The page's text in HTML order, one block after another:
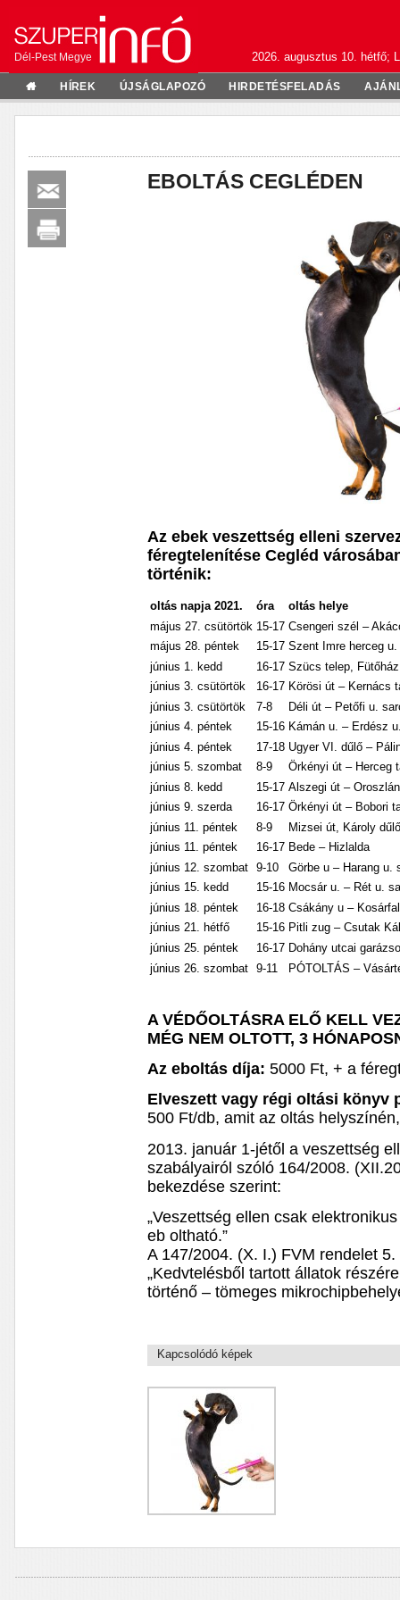
Dél-Pest Megye 2026. augusztus 10. hétfő;
HÍREK ÚJSÁGLAPOZÓ HIRDETÉSFELADÁS
EBOLTÁS CEGLÉDEN
Az ebek veszettség elleni
féregtelenítése Cegléd
történik:
oltás napja 2021. óra
oltás helye
május 27. csütörtök 15-17 Csengeri szél –
május 28. péntek
15-17 Szent Imre herceg
június 1. kedd
16-17 Szücs telep,
június 3. csütörtök
16-17 Körösi út – Kernács
június 3. csütörtök
7-8
Déli út – Petőfi u.
június 4. péntek
15-16 Kámán u. – Erdész
június 4. péntek
17-18 Ugyer VI. dűlő –
június 5. szombat
8-9
Örkényi út – Herceg
június 8. kedd
15-17 Alszegi út –
június 9. szerda
16-17 Örkényi út – Bobori
június 11. péntek
8-9
Mizsei út, Károly
június 11. péntek
16-17 Bede – Hizlalda
június 12. szombat
9-10
Görbe u – Harang u.
június 15. kedd
15-16 Mocsár u. – Rét u.
június 18. péntek
16-18 Csákány u –
június 21. hétfő
15-16 Pitli zug – Csutak
június 25. péntek
16-17 Dohány utcai
június 26. szombat
9-11 PÓTOLTÁS –
A VÉDŐOLTÁSRA ELŐ KELL
MÉG NEM OLTOTT, 3
Az eboltás díja: 5000 Ft, + a
Elveszett vagy régi oltási könyv
500 Ft/db, amit az oltás
2013. január 1-jétől a veszettség
szabályairól szóló 164/2008.
bekezdése szerint:
„Veszettség ellen csak
eb oltható.”
A 147/2004. (X. I.) FVM rendelet
„Kedvtelésből tartott állatok
történő – tömeges
Kapcsolódó képek